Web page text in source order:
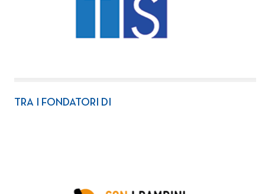
TRA I FONDATORI DI